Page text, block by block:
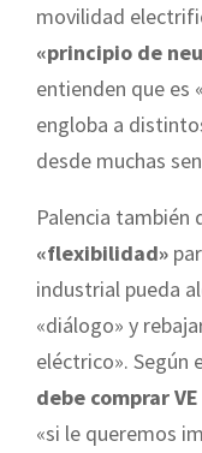
movilidad
«principio de
entienden que es
engloba a
desde muchas
Palencia también
«flexibilidad»
industrial pueda
«diálogo» y
eléctrico». Según
debe comprar
«si le queremos